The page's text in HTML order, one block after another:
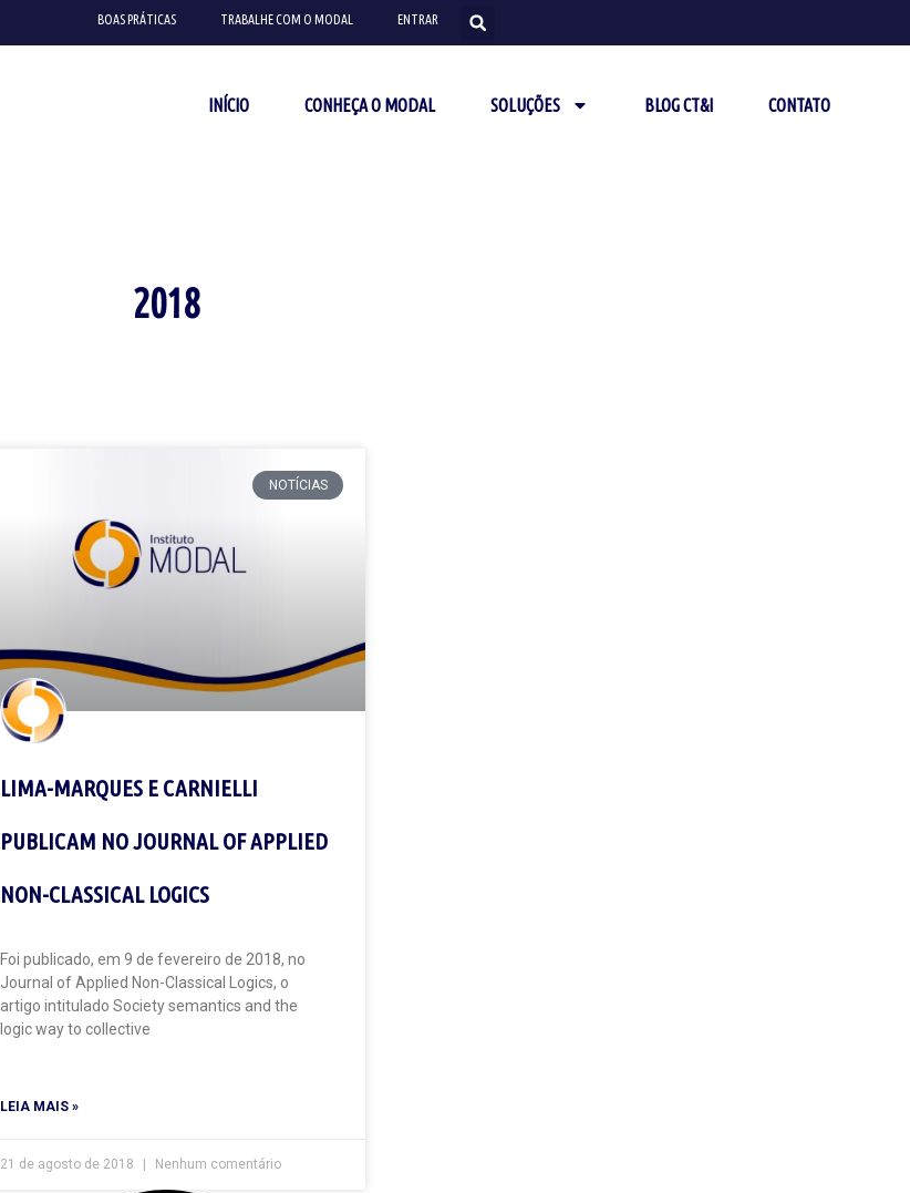
BOAS PRÁTICAS TRABALHE COM O MODAL ENTRAR
INÍCIO CONHEÇA O MODAL SOLUÇÕES BLOG CT&I CONTATO
2018
NOTÍCIAS
LIMA-MARQUES E CARNIELLI
PUBLICAM NO JOURNAL OF APPLIED
NON-CLASSICAL LOGICS
Foi publicado, em 9 de fevereiro de 2018, no
Journal of Applied Non-Classical Logics, o
artigo intitulado Society semantics and the
logic way to collective
LEIA MAIS »
21 de agosto de 2018 Nenhum comentário